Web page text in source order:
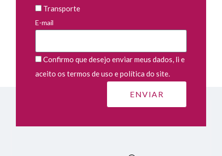
Transporte
E-mail
Confirmo que desejo enviar meus dados, li e
aceito os termos de uso e política do site.